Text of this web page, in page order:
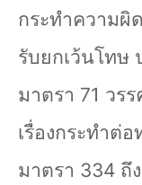
กระทำความผิ
รับยกเว้นโทษ
มาตรา 71 วร
เรื่องกระทำต่
มาตรา 334 ถึ